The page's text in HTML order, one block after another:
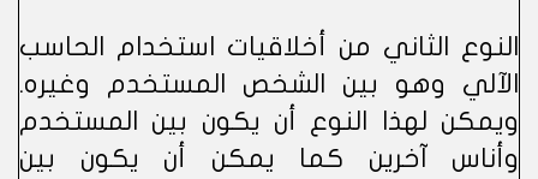
النوع الثاني من أخلاقيات استخدام الحاسب
الآلي وهو بين الشخص المستخدم وغيره.
ويمكن لهذا النوع أن يكون بين المستخدم
وأناس آخرين كما يمكن أن يكون بين